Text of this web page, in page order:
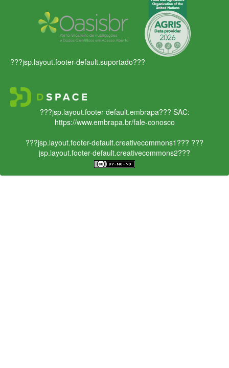
???jsp.layout.footer-default.suportado???
???jsp.layout.footer-default.embrapa??? SAC:
https://www.embrapa.br/fale-conosco
???jsp.layout.footer-default.creativecommons1??? ???
jsp.layout.footer-default.creativecommons2???